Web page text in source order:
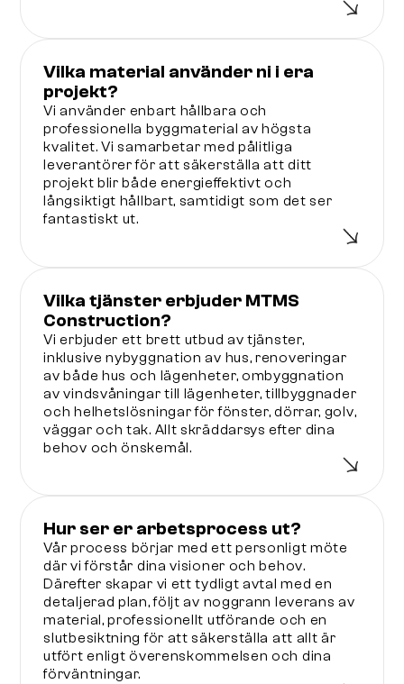
Vilka material använder ni i era
projekt?
Vi använder enbart hållbara och
professionella byggmaterial av högsta
kvalitet. Vi samarbetar med pålitliga
leverantörer för att säkerställa att ditt
projekt blir både energieffektivt och
långsiktigt hållbart, samtidigt som det ser
fantastiskt ut.
Vilka tjänster erbjuder MTMS
Construction?
Vi erbjuder ett brett utbud av tjänster,
inklusive nybyggnation av hus, renoveringar
av både hus och lägenheter, ombyggnation
av vindsvåningar till lägenheter, tillbyggnader
och helhetslösningar för fönster, dörrar, golv,
väggar och tak. Allt skräddarsys efter dina
behov och önskemål.
Hur ser er arbetsprocess ut?
Vår process börjar med ett personligt möte
där vi förstår dina visioner och behov.
Därefter skapar vi ett tydligt avtal med en
detaljerad plan, följt av noggrann leverans av
material, professionellt utförande och en
slutbesiktning för att säkerställa att allt är
utfört enligt överenskommelsen och dina
förväntningar.